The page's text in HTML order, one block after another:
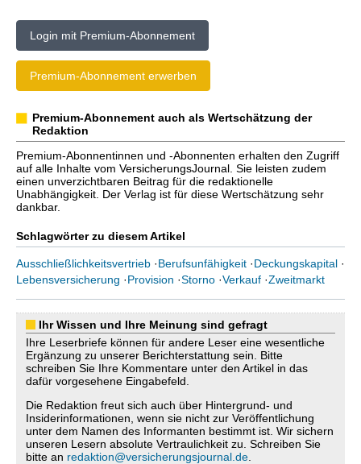
Login mit Premium-Abonnement
Premium-Abonnement erwerben
Premium-Abonnement auch als Wertschätzung der
Redaktion
Premium-Abonnentinnen und -Abonnenten erhalten den Zugriff
auf alle Inhalte vom VersicherungsJournal. Sie leisten zudem
einen unverzichtbaren Beitrag für die redaktionelle
Unabhängigkeit. Der Verlag ist für diese Wertschätzung sehr
dankbar.
Schlagwörter zu diesem Artikel
Ausschließlichkeitsvertrieb ·Berufsunfähigkeit ·Deckungskapital ·
Lebensversicherung ·Provision ·Storno ·Verkauf ·Zweitmarkt
Ihr Wissen und Ihre Meinung sind gefragt
Ihre Leserbriefe können für andere Leser eine wesentliche
Ergänzung zu unserer Berichterstattung sein. Bitte
schreiben Sie Ihre Kommentare unter den Artikel in das
dafür vorgesehene Eingabefeld.
Die Redaktion freut sich auch über Hintergrund- und
Insiderinformationen, wenn sie nicht zur Veröffentlichung
unter dem Namen des Informanten bestimmt ist. Wir sichern
unseren Lesern absolute Vertraulichkeit zu. Schreiben Sie
bitte an redaktion@versicherungsjournal.de